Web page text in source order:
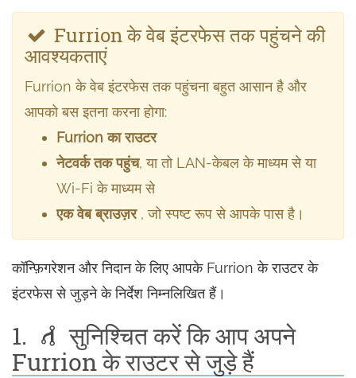
Furrion के वेब इंटरफेस तक पहुंचने की
आवश्यकताएं
Furrion के वेब इंटरफेस तक पहुंचना बहुत आसान है और
आपको बस इतना करना होगा:
Furrion का राउटर
नेटवर्क तक पहुंच, या तो LAN-केबल के माध्यम से या
Wi-Fi के माध्यम से
एक वेब ब्राउज़र, जो स्पष्ट रूप से आपके पास है।
कॉन्फ़िगरेशन और निदान के लिए आपके Furrion के राउटर के
इंटरफेस से जुड़ने के निर्देश निम्नलिखित हैं।
1.
सुनिश्चित करें कि आप अपने
Furrion के राउटर से जुड़े हैं